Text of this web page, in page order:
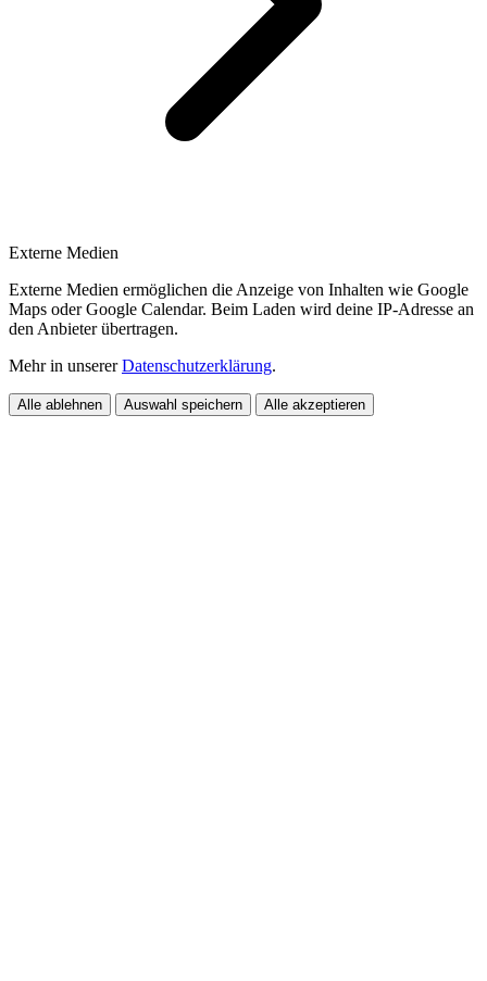
Externe Medien
Externe Medien ermöglichen die Anzeige von Inhalten wie Google
Maps oder Google Calendar. Beim Laden wird deine IP-Adresse an
den Anbieter übertragen.
Mehr in unsererDatenschutzerklärung.
Alle ablehnen Auswahl speichern Alle akzeptieren